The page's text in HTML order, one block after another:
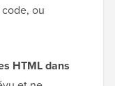
ou
HTML dans